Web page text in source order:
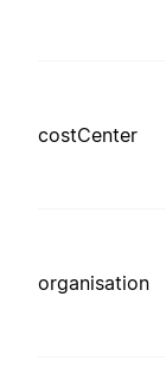
costCenter
organisation